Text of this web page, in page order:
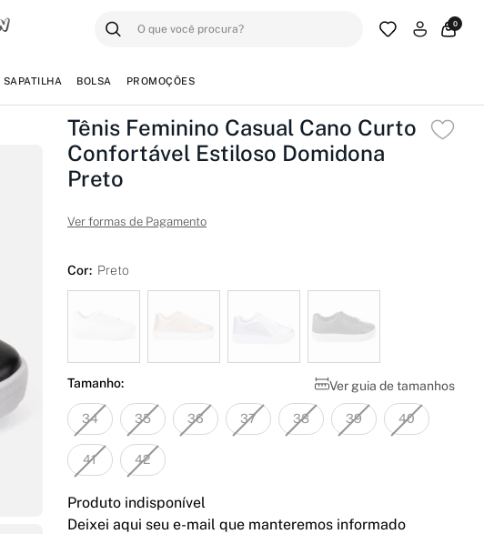
0
SAPATILHA BOLSA PROMOÇÕES
Tênis Feminino Casual Cano Curto
Confortável Estiloso Domidona
Preto
Ver formas de Pagamento
Cor: Preto
Ver guia de tamanhos
Tamanho:
34 35 36 37 38 39 40
41 42
Produto indisponível
Deixei aqui seu e-mail que manteremos informado